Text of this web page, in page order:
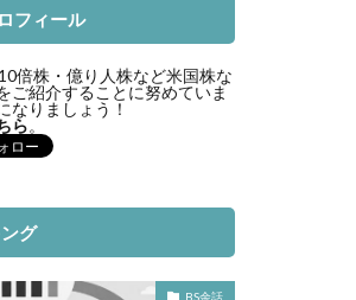
フィール
倍株・億り人株など米国株な
ご紹介することに努めていま
なりましょう！
ら。
グ
BS余話